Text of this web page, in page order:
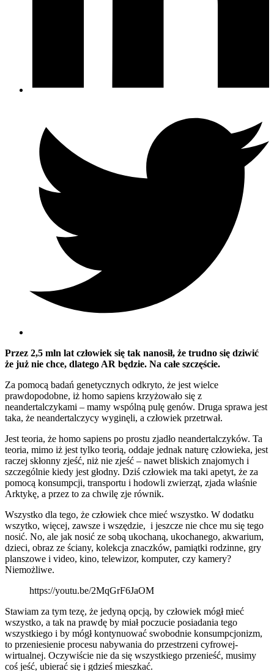
Przez 2,5 mln lat człowiek się tak nanosił, że trudno się dziwić
że już nie chce, dlatego AR będzie. Na całe szczęście.
Za pomocą badań genetycznych odkryto, że jest wielce
prawdopodobne, iż homo sapiens krzyżowało się z
neandertalczykami – mamy wspólną pulę genów. Druga sprawa jest
taka, że neandertalczycy wyginęli, a człowiek przetrwał.
Jest teoria, że homo sapiens po prostu zjadło neandertalczyków. Ta
teoria, mimo iż jest tylko teorią, oddaje jednak naturę człowieka, jest
raczej skłonny zjeść, niż nie zjeść – nawet bliskich znajomych i
szczególnie kiedy jest głodny. Dziś człowiek ma taki apetyt, że za
pomocą konsumpcji, transportu i hodowli zwierząt, zjada właśnie
Arktykę, a przez to za chwilę zje równik.
Wszystko dla tego, że człowiek chce mieć wszystko. W dodatku
wszytko, więcej, zawsze i wszędzie, i jeszcze nie chce mu się tego
nosić. No, ale jak nosić ze sobą ukochaną, ukochanego, akwarium,
dzieci, obraz ze ściany, kolekcja znaczków, pamiątki rodzinne, gry
planszowe i video, kino, telewizor, komputer, czy kamery?
Niemożliwe.
https://youtu.be/2MqGrF6JaOM
Stawiam za tym tezę, że jedyną opcją, by człowiek mógł mieć
wszystko, a tak na prawdę by miał poczucie posiadania tego
wszystkiego i by mógł kontynuować swobodnie konsumpcjonizm,
to przeniesienie procesu nabywania do przestrzeni cyfrowej-
wirtualnej. Oczywiście nie da się wszystkiego przenieść, musimy
coś jeść, ubierać się i gdzieś mieszkać.